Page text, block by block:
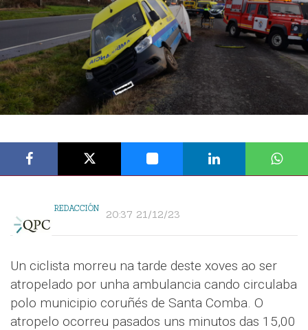
REDACCIÓN 20:37 21/12/23
Un ciclista morreu na tarde deste xoves ao ser
atropelado por unha ambulancia cando circulaba
polo municipio coruñés de Santa Comba. O
atropelo ocorreu pasados uns minutos das 15,00